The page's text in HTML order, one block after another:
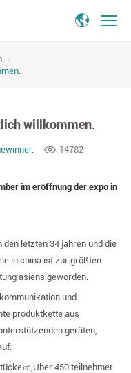
/
willkommen.
14782
im eröffnung der expo in
letzten 34 jahren und die
in china ist zur größten
asiens geworden.
und
produktkette aus
geräten,
㎡,Über 450 teilnehmer